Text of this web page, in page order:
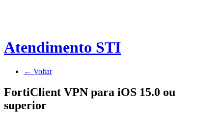
Atendimento STI
← Voltar
FortiClient VPN para iOS 15.0 ou
superior